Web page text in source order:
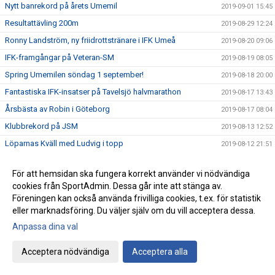
Nytt banrekord på årets Umemil 2019-09-01 15:45
Resultattävling 200m 2019-08-29 12:24
Ronny Landström, ny friidrottstränare i IFK Umeå 2019-08-20 09:06
IFK-framgångar på Veteran-SM 2019-08-19 08:05
Spring Umemilen söndag 1 september! 2019-08-18 20:00
Fantastiska IFK-insatser på Tavelsjö halvmarathon 2019-08-17 13:43
Årsbästa av Robin i Göteborg 2019-08-17 08:04
Klubbrekord på JSM 2019-08-13 12:52
Löparnas Kväll med Ludvig i topp 2019-08-12 21:51
Skelleftespelen 2019-07-29 11:02
Robin nära att slå distriktsrekord 2019-07-17 22:46
Domare från IFK Umeå på U23 EM 2019-07-11 18:52
Härliga Världsungdomsspelen
Löparnas Kväll i hela Västerbotten
Robin 3:a och Karsten 5:a i Kourtane
För att hemsidan ska fungera korrekt använder vi nödvändiga
cookies från SportAdmin. Dessa går inte att stänga av.
Föreningen kan också använda frivilliga cookies, t.ex. för statistik
eller marknadsföring. Du väljer själv om du vill acceptera dessa.
Anpassa dina val
Acceptera nödvändiga Acceptera alla